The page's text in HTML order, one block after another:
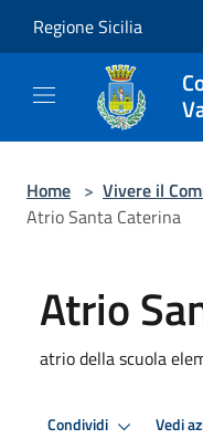
Regione Sicilia
Home > Vivere il
Atrio Santa Caterina
Atrio
atrio della scuola
Condividi Vedi